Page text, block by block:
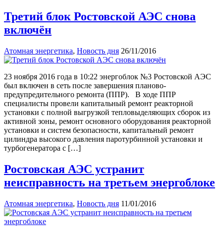
Третий блок Ростовской АЭС снова
включён
Атомная энергетика, Новость дня 26/11/2016
23 ноября 2016 года в 10:22 энергоблок №3 Ростовской АЭС
был включен в сеть после завершения планово-
предупредительного ремонта (ППР). В ходе ППР
специалисты провели капитальный ремонт реакторной
установки с полной выгрузкой тепловыделяющих сборок из
активной зоны, ремонт основного оборудования реакторной
установки и систем безопасности, капитальный ремонт
цилиндра высокого давления паротурбинной установки и
турбогенератора с […]
Ростовская АЭС устранит
неисправность на третьем энергоблоке
Атомная энергетика, Новость дня 11/01/2016